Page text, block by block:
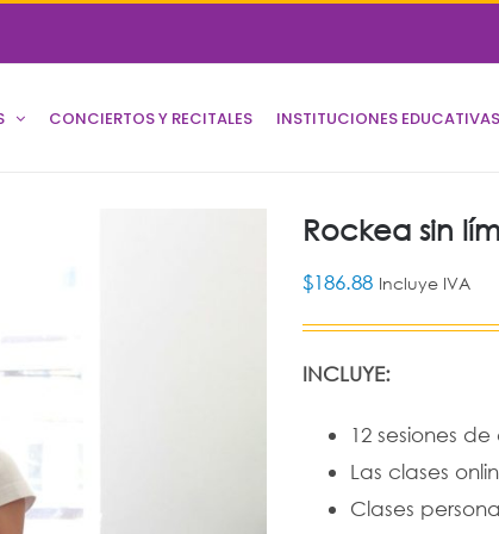
CONCIERTOS Y RECITALES INSTITUCIONES EDUCATIVAS
Rockea sin
$186.88 Incluye IVA
INCLUYE:
12 sesiones
Las clases
Clases